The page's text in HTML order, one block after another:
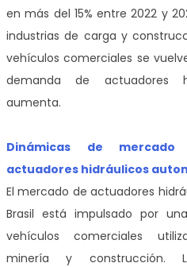
en más del 15% entre 2022 y
industrias de carga y
vehículos comerciales se
demanda de actuadores
aumenta.
Dinámicas de
actuadores hidráulicos
El mercado de actuadores
Brasil está impulsado por
vehículos comerciales
minería y construcción.